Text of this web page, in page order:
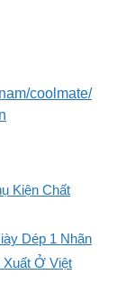
coolmate/
Kiện Chất
Dép 1 Nhãn
Xuất Ở Việt